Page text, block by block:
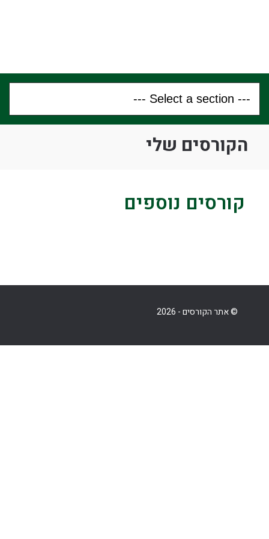
הקורסים שלי
קורסים נוספים
© אתר הקורסים - 2026